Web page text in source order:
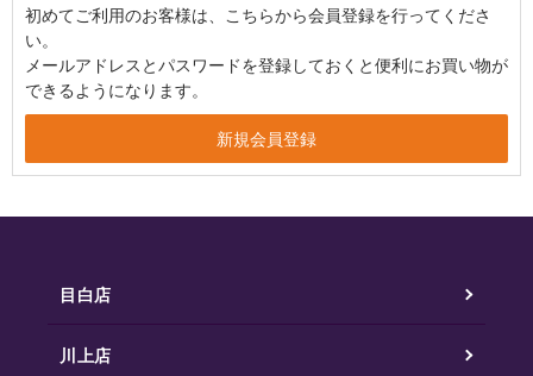
初めてご利用のお客様は、こちらから会員登録を行ってくださ
い。
メールアドレスとパスワードを登録しておくと便利にお買い物が
できるようになります。
目白店
川上店